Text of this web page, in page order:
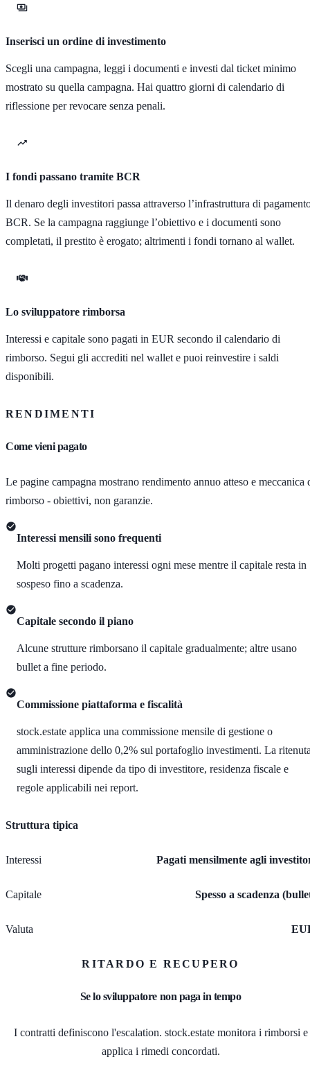
Inserisci un ordine di investimento
Scegli una campagna, leggi i documenti e investi dal ticket minimo
mostrato su quella campagna. Hai quattro giorni di calendario di
riflessione per revocare senza penali.
I fondi passano tramite BCR
Il denaro degli investitori passa attraverso l’infrastruttura di
BCR. Se la campagna raggiunge l’obiettivo e i documenti sono
completati, il prestito è erogato; altrimenti i fondi tornano al wallet.
Lo sviluppatore rimborsa
Interessi e capitale sono pagati in EUR secondo il calendario di
rimborso. Segui gli accrediti nel wallet e puoi reinvestire i saldi
disponibili.
RENDIMENTI
Come vieni pagato
Le pagine campagna mostrano rendimento annuo atteso e meccanica
rimborso - obiettivi, non garanzie.
Interessi mensili sono frequenti
Molti progetti pagano interessi ogni mese mentre il capitale resta in
sospeso fino a scadenza.
Capitale secondo il piano
Alcune strutture rimborsano il capitale gradualmente; altre usano
bullet a fine periodo.
Commissione piattaforma e fiscalità
stock.estate applica una commissione mensile di gestione o
amministrazione dello 0,2% sul portafoglio investimenti. La
sugli interessi dipende da tipo di investitore, residenza fiscale e
regole applicabili nei report.
Struttura tipica
Interessi Pagati mensilmente agli
Capitale Spesso a scadenza
Valuta
RITARDO E RECUPERO
Se lo sviluppatore non paga in tempo
I contratti definiscono l'escalation. stock.estate monitora i rimborsi e
applica i rimedi concordati.